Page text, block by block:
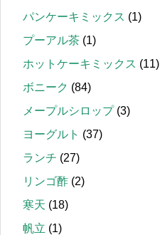
パンケーキミックス (1)
プーアル茶 (1)
ホットケーキミックス (11)
ボニーク (84)
メープルシロップ(3)
ヨーグルト (37)
ランチ (27)
リンゴ酢 (2)
寒天 (18)
帆立 (1)